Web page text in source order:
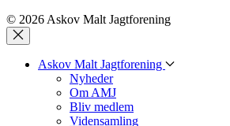
© 2026 Askov Malt Jagtforening
Askov Malt Jagtforening
Nyheder
Om AMJ
Bliv medlem
Vidensamling